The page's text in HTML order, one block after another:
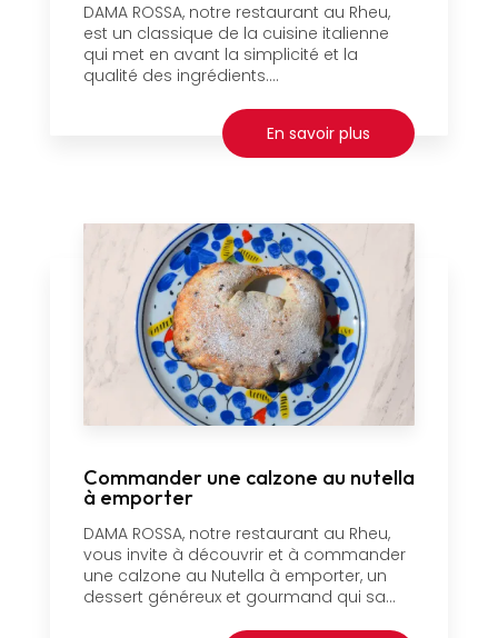
DAMA ROSSA, notre restaurant au Rheu,
est un classique de la cuisine italienne
qui met en avant la simplicité et la
qualité des ingrédients....
En savoir plus
Commander une calzone au nutella
à emporter
DAMA ROSSA, notre restaurant au Rheu,
vous invite à découvrir et à commander
une calzone au Nutella à emporter, un
dessert généreux et gourmand qui sa...